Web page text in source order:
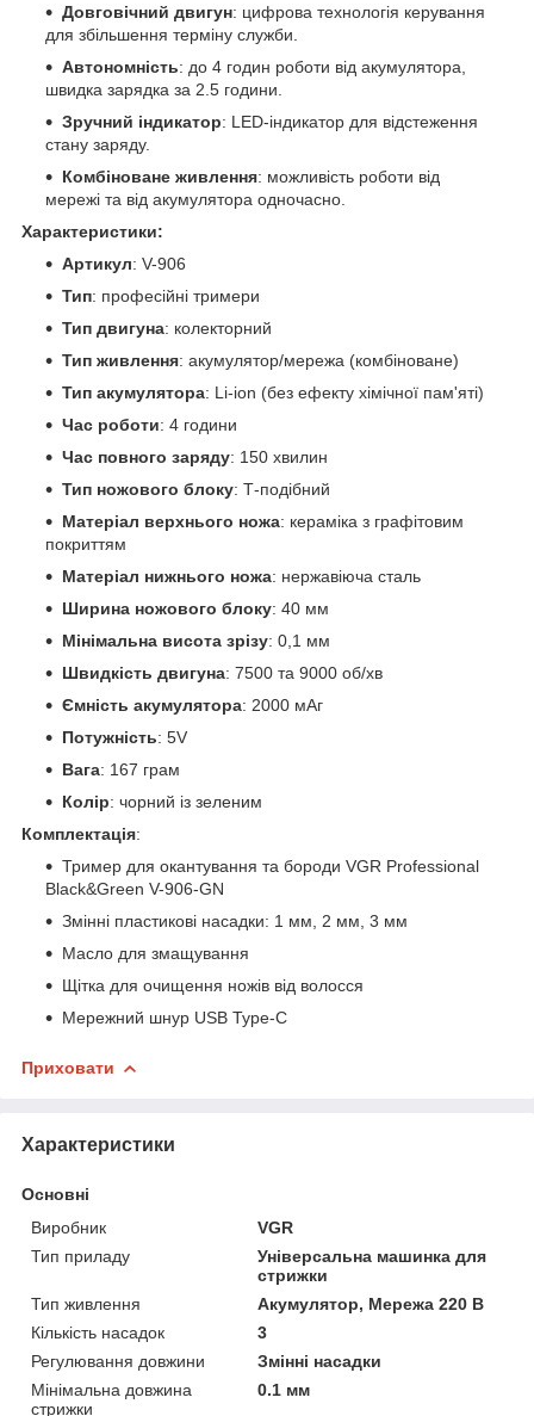
Довговічний двигун: цифрова технологія керування
для збільшення терміну служби.
Автономність: до 4 годин роботи від акумулятора,
швидка зарядка за 2.5 години.
Зручний індикатор: LED-індикатор для відстеження
стану заряду.
Комбіноване живлення: можливість роботи від
мережі та від акумулятора одночасно.
Характеристики:
Артикул: V-906
Тип: професійні тримери
Тип двигуна: колекторний
Тип живлення: акумулятор/мережа (комбіноване)
Тип акумулятора: Li-ion (без ефекту хімічної пам'яті)
Час роботи: 4 години
Час повного заряду: 150 хвилин
Тип ножового блоку: Т-подібний
Матеріал верхнього ножа: кераміка з графітовим
покриттям
Матеріал нижнього ножа: нержавіюча сталь
Ширина ножового блоку: 40 мм
Мінімальна висота зрізу: 0,1 мм
Швидкість двигуна: 7500 та 9000 об/хв
Ємність акумулятора: 2000 мАг
Потужність: 5V
Вага: 167 грам
Колір: чорний із зеленим
Комплектація:
Тример для окантування та бороди VGR Professional
Black&Green V-906-GN
Змінні пластикові насадки: 1 мм, 2 мм, 3 мм
Масло для змащування
Щітка для очищення ножів від волосся
Мережний шнур USB Type-C
Приховати
Характеристики
Основні
Виробник
VGR
Тип приладу
Універсальна машинка для
стрижки
Тип живлення
Акумулятор, Мережа 220 В
Кількість насадок
3
Регулювання довжини
Змінні насадки
Мінімальна довжина
стрижки
0.1 мм